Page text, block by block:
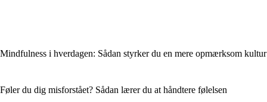
Mindfulness i hverdagen: Sådan styrker du en mere opmærksom kultur
Føler du dig misforstået? Sådan lærer du at håndtere følelsen